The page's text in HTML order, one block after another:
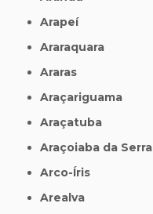
Arapeí
Araraquara
Araras
Araçariguama
Araçatuba
Araçoiaba da Serra
Arco-Íris
Arealva